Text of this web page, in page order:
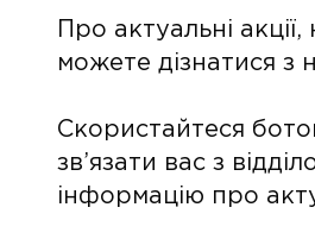
Про актуальні
можете дізнатися з
Скористайтеся
зв’язати вас з
інформацію про